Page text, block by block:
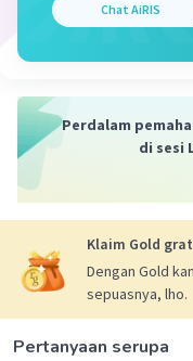
Beri Rating·
Chat AiRIS
Perdalam
di sesi
Klaim Gold
Dengan Gold
sepuasnya, lho.
Pertanyaan serupa